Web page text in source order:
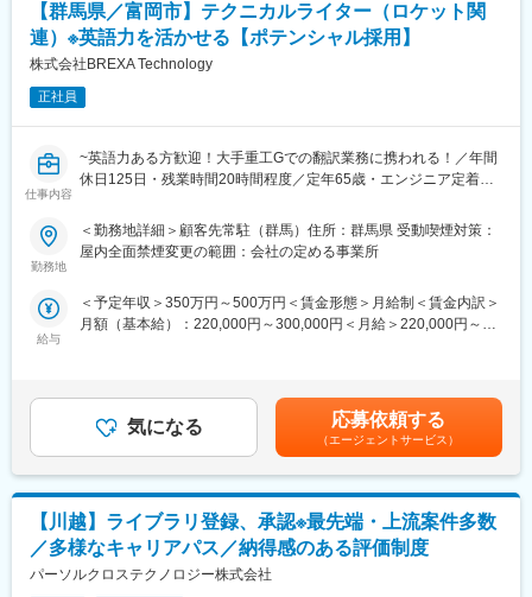
◆福利厚生
◇ 雇用保険
◇ 労災保険
◇ 厚生年金
◇ 寮・社宅・住宅手当あり
◇ U・Iターン支援あり
◆働く環境/当社の特徴：
・全社月平均残業時間：20時間程度
り、プロジェクト、働き方など相談できる環境がございます。
・定年：65歳となっており、その後も１年更新での契約社員とし
は、会社が全額負担します。家賃補助の金額に関して、6万円（家
賃＋共益費）の物件を上限として半分を支給いたします。他にも
家族手当制度等がございます。
◆福利厚生「SS&CU制度」：
エンジニア（技術社員）を対象に、キャリアチェンジを支援する
制度です。U・Iターンしたい、上流工程へ挑戦したいなど転職に
ともなうリスクを気にすることなく、社内で自分の新しいキャリ
アを形成し、可能性を広げることが可能です。シフトしたことに
【群馬県／富岡市】テクニカルライター（ロケット関
連）※英語力を活かせる【ポテンシャル採用】
株式会社BREXA Technology
正社員
仕事内容
~英語力ある方歓迎！大手重工Gでの翻訳業務に携われる！／年間
休日125日・残業時間20時間程度／定年65歳・エンジニア定着率
大手重工Gでの翻訳業務となります。
弊社で働いてみませんか？
※英語翻訳業務を含む
・ロケットモータ量産製造に係る監査対応
※英語通訳業務を含む
【身につくスキル】
・ビジネス英語の実務経験
・技術領域の各種専門用語の習得
■働く環境/当社の特徴：
・全社月平均残業時間：20時間程度
勤務地
＜勤務地詳細＞顧客先常駐（群馬）住所：群馬県 受動喫煙対策：
屋内全面禁煙変更の範囲：会社の定める事業所
給与
＜予定年収＞350万円～500万円＜賃金形態＞月給制＜賃金内訳＞
月額（基本給）：220,000円～300,000円＜月給＞220,000円～
与：年2回（7月、12月）※過去実績2.6ヶ月賃金はあくまでも目安
の金額であり、選考を通じて上下する可能性があります。月給(月
額)は固定手当を含めた表記です。
気になる 応募依頼する
（エージェントサービス）
【川越】ライブラリ登録、承認※最先端・上流案件多数
／多様なキャリアパス／納得感のある評価制度
パーソルクロステクノロジー株式会社